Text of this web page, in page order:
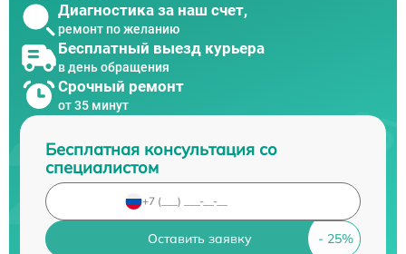
Диагностика за наш счет,
ремонт по желанию
Бесплатный выезд курьера
в день обращения
Срочный ремонт
от 35 минут
Бесплатная консультация со
специалистом
Оставить заявку